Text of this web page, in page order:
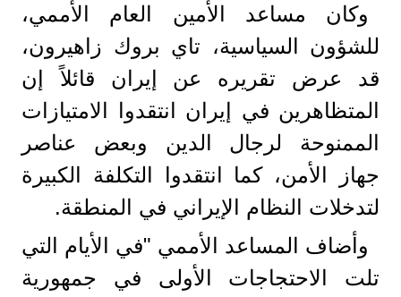
وكان مساعد الأمين العام الأممي،
للشؤون السياسية، تاي بروك زاهيرون،
قد عرض تقريره عن إيران قائلاً إن
المتظاهرين في إيران انتقدوا الامتيازات
الممنوحة لرجال الدين وبعض عناصر
جهاز الأمن، كما انتقدوا التكلفة الكبيرة
لتدخلات النظام الإيراني في المنطقة.
وأضاف المساعد الأممي "في الأيام التي
تلت الاحتجاجات الأولى في جمهورية